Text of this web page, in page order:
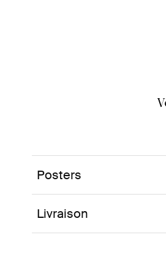
Posters
Livraison